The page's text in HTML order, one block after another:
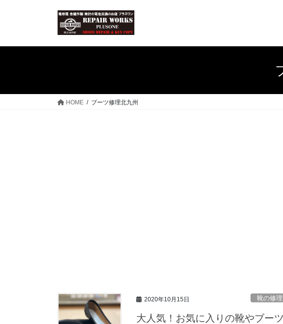
HOME ブーツ修理北九州
2020年10月15日 靴の修
大人気！お気に入りの靴やブー